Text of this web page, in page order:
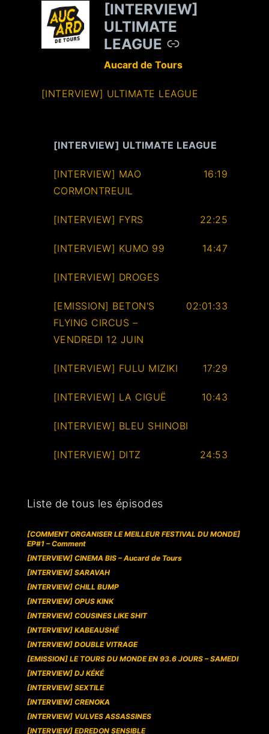
[INTERVIEW]
ULTIMATE
LEAGUE
–
Aucard de Tours
[INTERVIEW] ULTIMATE LEAGUE
[INTERVIEW] ULTIMATE LEAGUE
[INTERVIEW] MAO
CORMONTREUIL
16:19
[INTERVIEW] FYRS 22:25
[INTERVIEW] KUMO 99 14:47
[INTERVIEW] DROGES
[EMISSION] BETON'S
FLYING CIRCUS –
VENDREDI 12 JUIN
02:01:33
[INTERVIEW] FULU MIZIKI 17:29
[INTERVIEW] LA CIGUË 10:43
[INTERVIEW] BLEU SHINOBI
[INTERVIEW] DITZ 24:53
Liste de tous les épisodes
[COMMENT ORGANISER LE MEILLEUR FESTIVAL DU MONDE]
EP#1 – Comment
[INTERVIEW] CINEMA BIS – Aucard de Tours
[INTERVIEW] SARAVAH
[INTERVIEW] CHILL BUMP
[INTERVIEW] OPUS KINK
[INTERVIEW] COUSINES LIKE SHIT
[INTERVIEW] KABEAUSHÉ
[INTERVIEW] DOUBLE VITRAGE
[EMISSION] LE TOURS DU MONDE EN 93.6 JOURS – SAMEDI
[INTERVIEW] DJ KÉKÉ
[INTERVIEW] SEXTILE
[INTERVIEW] CRENOKA
[INTERVIEW] VULVES ASSASSINES
[INTERVIEW] EDREDON SENSIBLE